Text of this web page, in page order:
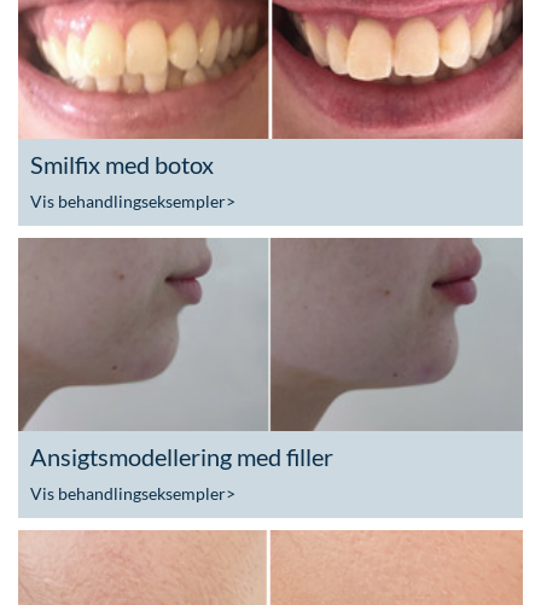
Smilfix med botox
Vis behandlingseksempler>
Ansigtsmodellering med filler
Vis behandlingseksempler>